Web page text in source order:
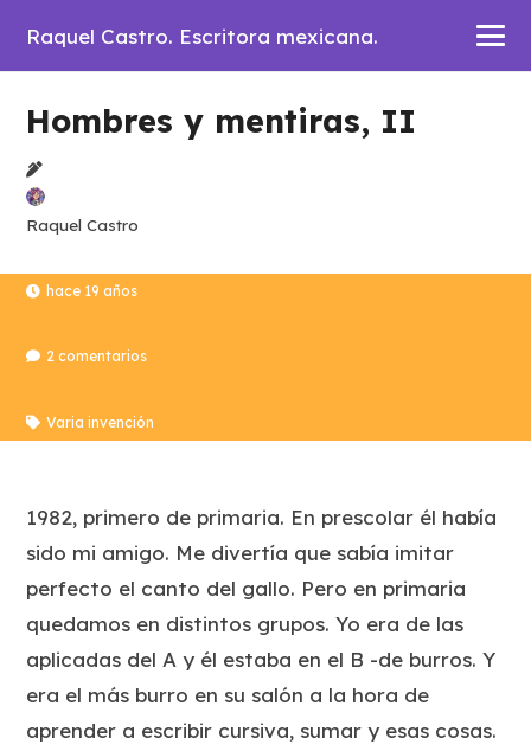
Raquel Castro. Escritora mexicana.
Hombres y mentiras, II
Raquel Castro
hace 19 años
2comentarios
Varia invención
1982, primero de primaria. En prescolar él había
sido mi amigo. Me divertía que sabía imitar
perfecto el canto del gallo. Pero en primaria
quedamos en distintos grupos. Yo era de las
aplicadas del A y él estaba en el B -de burros. Y
era el más burro en su salón a la hora de
aprender a escribir cursiva, sumar y esas cosas.